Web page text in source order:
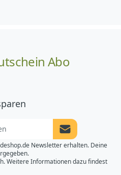
Abo
Newsletter
Newsletter erhalten. Deine
Weitere Informationen dazu findest